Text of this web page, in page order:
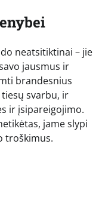
neatsitiktinai – jie
jausmus ir
brandesnius
svarbu, ir
ir įsipareigojimo.
jame slypi
troškimus.